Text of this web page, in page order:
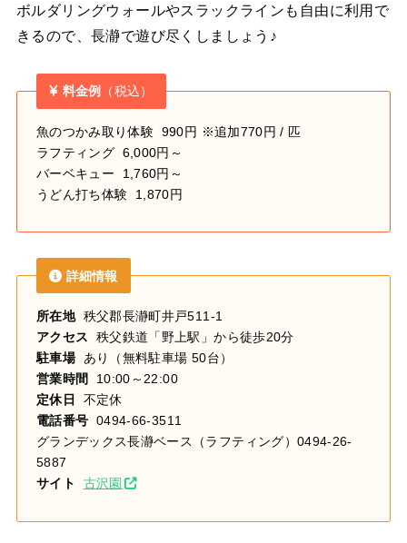
ボルダリングウォールやスラックラインも自由に利用で
きるので、長瀞で遊び尽くしましょう♪
料金例 （税込）
魚のつかみ取り体験 990円 ※追加770円 / 匹
ラフティング 6,000円～
バーベキュー 1,760円～
うどん打ち体験 1,870円
詳細情報
所在地 秩父郡長瀞町井戸511-1
アクセス 秩父鉄道「野上駅」から徒歩20分
駐車場 あり（無料駐車場 50台）
営業時間
10:00～22:00
定休日 不定休
電話番号 0494-66-3511
グランデックス長瀞ベース（ラフティング）0494-26-
5887
サイト 古沢園